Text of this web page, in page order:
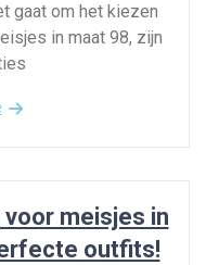
gaat om het kiezen
in maat 98, zijn
meisjes in
outfits!